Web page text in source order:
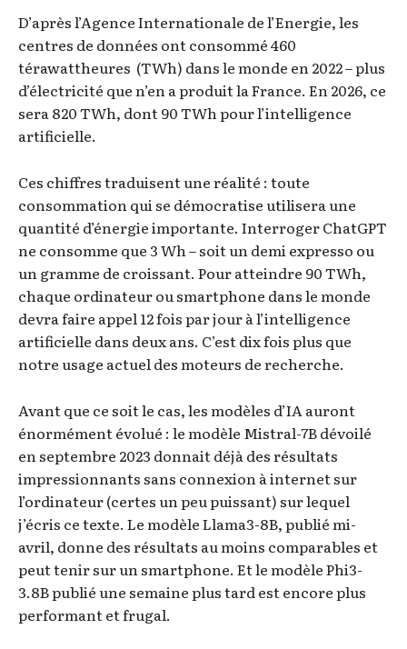
D’après l’Agence Internationale de l’Energie, les
centres de données ont consommé 460
térawattheures (TWh) dans le monde en 2022 – plus
d’électricité que n’en a produit la France. En 2026, ce
sera 820 TWh, dont 90 TWh pour l’intelligence
artificielle.
Ces chiffres traduisent une réalité : toute
consommation qui se démocratise utilisera une
quantité d’énergie importante. Interroger ChatGPT
ne consomme que 3 Wh – soit un demi expresso ou
un gramme de croissant. Pour atteindre 90 TWh,
chaque ordinateur ou smartphone dans le monde
devra faire appel 12 fois par jour à l’intelligence
artificielle dans deux ans. C’est dix fois plus que
notre usage actuel des moteurs de recherche.
Avant que ce soit le cas, les modèles d’IA auront
énormément évolué : le modèle Mistral-7B dévoilé
en septembre 2023 donnait déjà des résultats
impressionnants sans connexion à internet sur
l’ordinateur (certes un peu puissant) sur lequel
j’écris ce texte. Le modèle Llama3-8B, publié mi-
avril, donne des résultats au moins comparables et
peut tenir sur un smartphone. Et le modèle Phi3-
3.8B publié une semaine plus tard est encore plus
performant et frugal.